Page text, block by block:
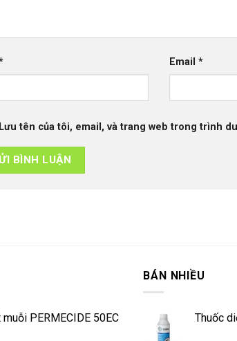
Email*
Lưu tên của tôi, email, và trang web trong trình
PERMECIDE 50EC
BÁN NHIỀU
Thuốc